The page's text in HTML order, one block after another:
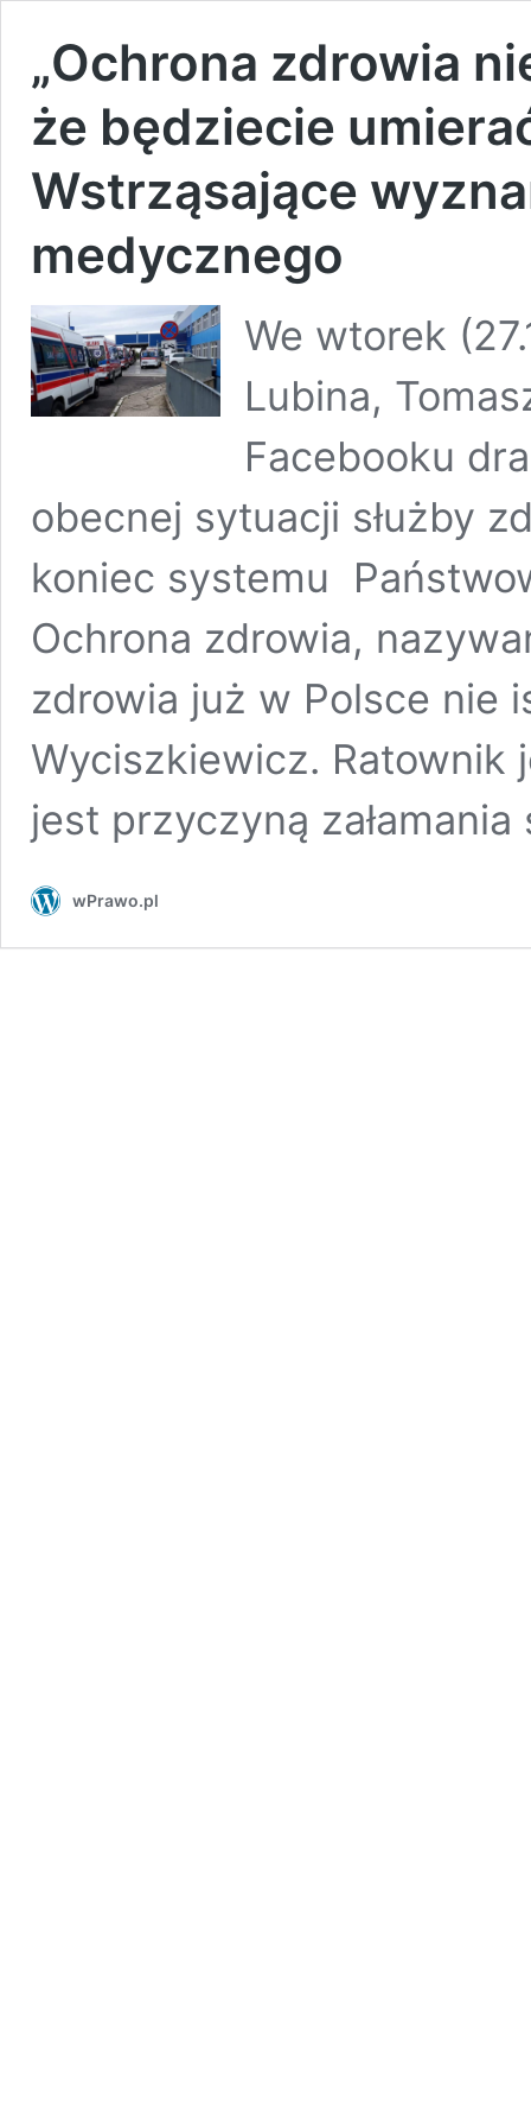
„Ochrona zdrowia
że będziecie
Wstrząsające
medycznego
We wtorek
Lubina,
Facebooku
obecnej sytuacji służby
koniec systemu
Ochrona zdrowia,
zdrowia już w Polsce nie
Wyciszkiewicz. Ratownik
jest przyczyną
wPrawo.pl